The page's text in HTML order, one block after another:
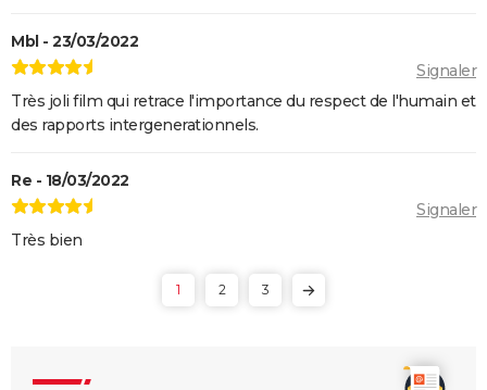
Mbl - 23/03/2022
Signaler
Très joli film qui retrace l'importance du respect de l'humain et
des rapports intergenerationnels.
Re - 18/03/2022
Signaler
Très bien
1 2 3